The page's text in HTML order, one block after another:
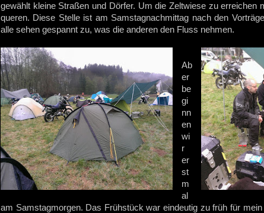
gewählt kleine Straßen und Dörfer. Um die Zeltwiese zu erreichen
queren. Diese Stelle ist am Samstagnachmittag nach den
alle sehen gespannt zu, was die anderen den Fluss nehmen.
Ab
er
be
gi
nn
en
wi
r
er
st
m
al
am Samstagmorgen. Das Frühstück war eindeutig zu früh für